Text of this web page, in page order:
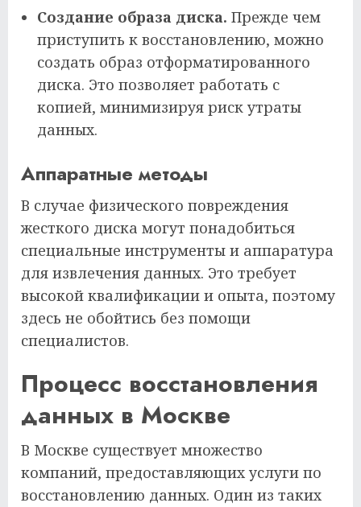
Создание образа диска. Прежде чем
приступить к восстановлению, можно
создать образ отформатированного
диска. Это позволяет работать с
копией, минимизируя риск утраты
данных.
Аппаратные методы
В случае физического повреждения
жесткого диска могут понадобиться
специальные инструменты и аппаратура
для извлечения данных. Это требует
высокой квалификации и опыта, поэтому
здесь не обойтись без помощи
специалистов.
Процесс восстановления
данных в Москве
В Москве существует множество
компаний, предоставляющих услуги по
восстановлению данных. Один из таких